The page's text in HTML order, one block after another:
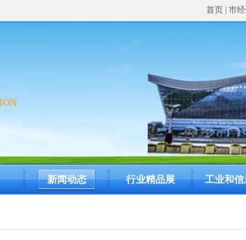
首页 | 市
新闻动态 行业精品展 工业和信